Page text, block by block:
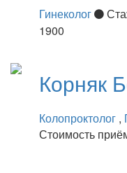
Гинеколог
1900
Корняк
Колопроктолог ,
Стоимость